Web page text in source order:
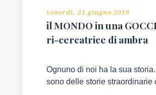
venerdì, 21 giugno 2019
il MONDO in una
ri-cercatrice di ambra
Ognuno di noi ha la sua
sono delle storie straordinarie